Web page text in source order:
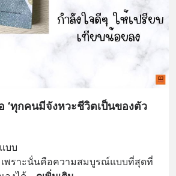
‘ทุกคนมีจังหวะชีวิตเป็นของตัว
บบ
เพราะนั่นคือความสมบูรณ์แบบที่สุดที่